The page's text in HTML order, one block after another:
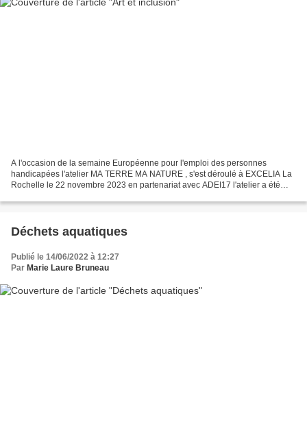
A l'occasion de la semaine Européenne pour l'emploi des personnes
handicapées l'atelier MA TERRE MA NATURE , s'est déroulé à EXCELIA La
Rochelle le 22 novembre 2023 en partenariat avec ADEI17 l'atelier a été
Déchets aquatiques
Publié le 14/06/2022 à 12:27
Par Marie Laure Bruneau